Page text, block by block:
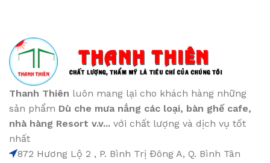
Thanh Thiên luôn mang lại cho khách hàng những
sản phẩm Dù che mưa nắng các loại, bàn ghế cafe,
nhà hàng Resort v.v... với chất lượng và dịch vụ tốt
nhất
872 Hương Lộ 2 , P. Bình Trị Đông A, Q. Bình Tân